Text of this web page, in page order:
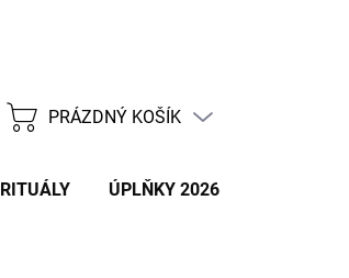
NÁKUPNÍ
PRÁZDNÝ KOŠÍK
RITUÁLY ÚPLŇKY 2026